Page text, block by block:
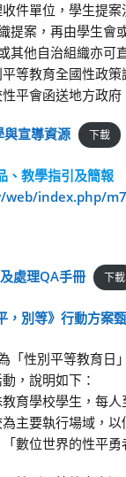
件單位，學生提案
提案，再由學生會
其他自治組織亦可
等教育全國性政
平會函送地方政
宣導資源 下載
、教學指引及簡報
index.php/
處理QA手冊 下載
，別等》行動方案
「性別平等教育日
，說明如下：
育學校學生，每人
主要執行場域，
數位世界的性平